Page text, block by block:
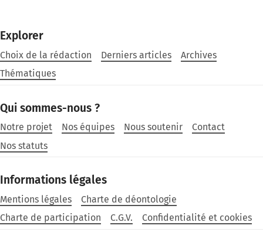
Explorer
Choix de la rédaction Derniers articles
Archives
Thématiques
Qui sommes-nous ?
Notre projet Nos équipes Nous soutenir
Contact
Nos statuts
Informations légales
Mentions légales
Charte de déontologie
Charte de participation
C.G.V. Confidentialité et cookies